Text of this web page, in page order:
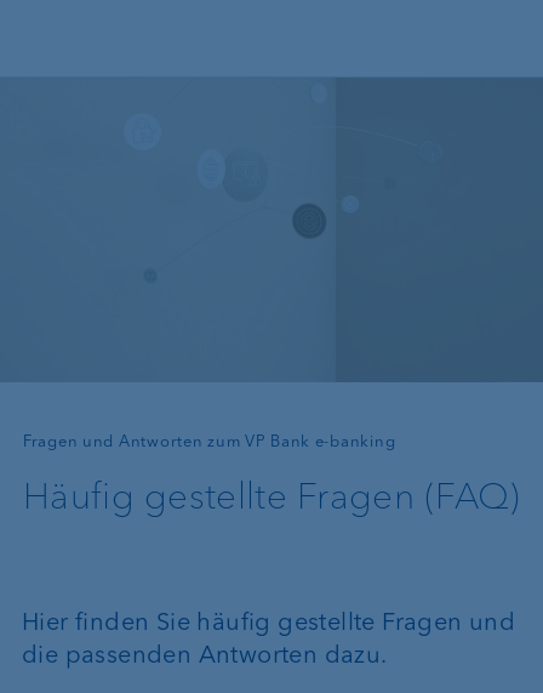
Fragen und Antworten zum VP Bank e-banking
—
Häufig gestellte Fragen (FAQ)
Hier finden Sie häufig gestellte Fragen und
die passenden Antworten dazu.